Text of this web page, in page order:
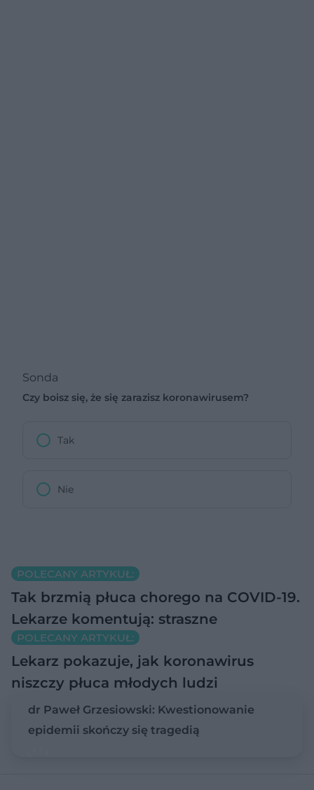
Sonda
Czy boisz się, że się zarazisz koronawirusem?
Tak
Nie
POLECANY ARTYKUŁ:
Tak brzmią płuca chorego na COVID-19.
Lekarze komentują: straszne
POLECANY ARTYKUŁ:
Lekarz pokazuje, jak koronawirus
niszczy płuca młodych ludzi
dr Paweł Grzesiowski: Kwestionowanie
epidemii skończy się tragedią